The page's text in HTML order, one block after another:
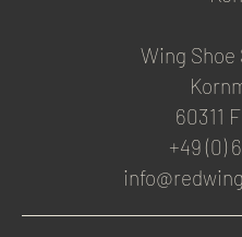
Wing Shoe
60311
+49 (0)